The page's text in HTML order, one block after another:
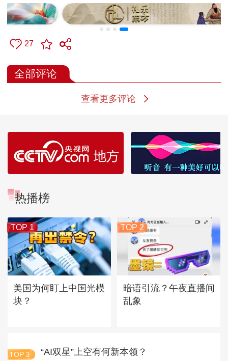
27
全部评论
查看更多评论
热播榜
TOP 1
美国为何盯上中国光模
块？
TOP 2
暗语引流？午夜直播间
乱象
TOP 3 “AI双星”上空有何新本领？